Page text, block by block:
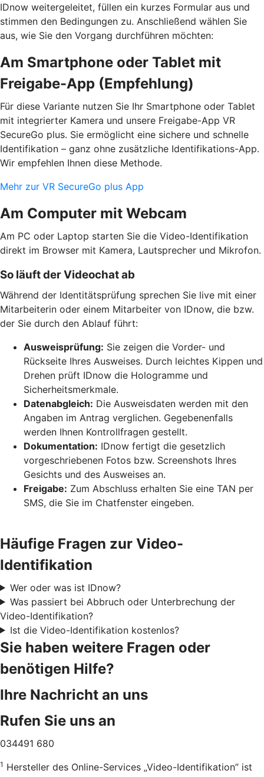
IDnow weitergeleitet, füllen ein kurzes Formular aus und
stimmen den Bedingungen zu. Anschließend wählen Sie
aus, wie Sie den Vorgang durchführen möchten:
Am Smartphone oder Tablet mit
Freigabe-App (Empfehlung)
Für diese Variante nutzen Sie Ihr Smartphone oder Tablet
mit integrierter Kamera und unsere Freigabe-App VR
SecureGo plus. Sie ermöglicht eine sichere und schnelle
Identifikation – ganz ohne zusätzliche Identifikations-App.
Wir empfehlen Ihnen diese Methode.
Mehr zur VR SecureGo plus App
Am Computer mit Webcam
Am PC oder Laptop starten Sie die Video-Identifikation
direkt im Browser mit Kamera, Lautsprecher und Mikrofon.
So läuft der Videochat ab
Während der Identitätsprüfung sprechen Sie live mit einer
Mitarbeiterin oder einem Mitarbeiter von IDnow, die bzw.
der Sie durch den Ablauf führt:
Ausweisprüfung: Sie zeigen die Vorder- und
Rückseite Ihres Ausweises. Durch leichtes Kippen und
Drehen prüft IDnow die Hologramme und
Sicherheitsmerkmale.
Datenabgleich: Die Ausweisdaten werden mit den
Angaben im Antrag verglichen. Gegebenenfalls
werden Ihnen Kontrollfragen gestellt.
Dokumentation: IDnow fertigt die gesetzlich
vorgeschriebenen Fotos bzw. Screenshots Ihres
Gesichts und des Ausweises an.
Freigabe: Zum Abschluss erhalten Sie eine TAN per
SMS, die Sie im Chatfenster eingeben.
Häufige Fragen zur Video-
Identifikation
Wer oder was ist IDnow?
Was passiert bei Abbruch oder Unterbrechung der
Video-Identifikation?
Ist die Video-Identifikation kostenlos?
Sie haben weitere Fragen oder
benötigen Hilfe?
Ihre Nachricht an uns
Rufen Sie uns an
034491 680
1 Hersteller des Online-Services „Video-Identifikation” ist